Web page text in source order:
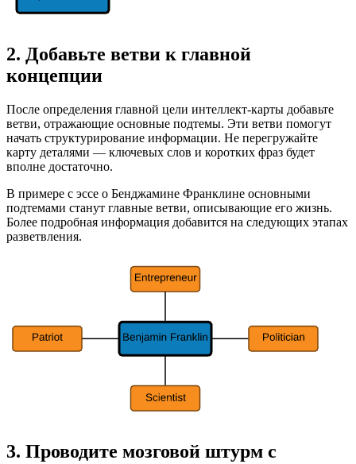
2. Добавьте ветви к главной
концепции
После определения главной цели интеллект-карты добавьте
ветви, отражающие основные подтемы. Эти ветви помогут
начать структурирование информации. Не перегружайте
карту деталями — ключевых слов и коротких фраз будет
вполне достаточно.
В примере с эссе о Бенджамине Франклине основными
подтемами станут главные ветви, описывающие его жизнь.
Более подробная информация добавится на следующих этапах
разветвления.
3. Проводите мозговой штурм с